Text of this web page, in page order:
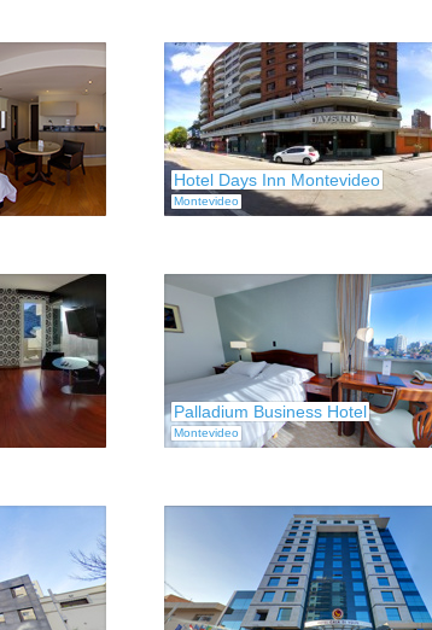
Hotel Days Inn Montevideo
Montevideo
Palladium Business Hotel
Montevideo